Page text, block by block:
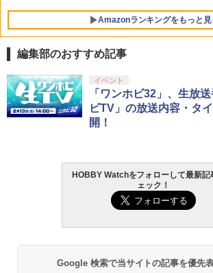
￥21,950
Amazonランキングをもっと見
1
東京マルイ(TOKYO
ト ガバメント HG 18
ハンドガン
東京マルイ (TOKYO
バックマシンガン
小銃 18歳以上 ガスブ
￥240,000
1
GSIクレオス Mr.トップ
ミアムトップコートス
ホビー用仕上材 B601
LOCTITE(ロックタイ
プレミアム 220ml
編集部のおすすめ記事
イベント
「ワンホビ32」、生放
ビTV」の放送内容・タ
開！
HOBBY Watchをフォローして最新記
ェック！
Google 検索で当サイトの記事を優先